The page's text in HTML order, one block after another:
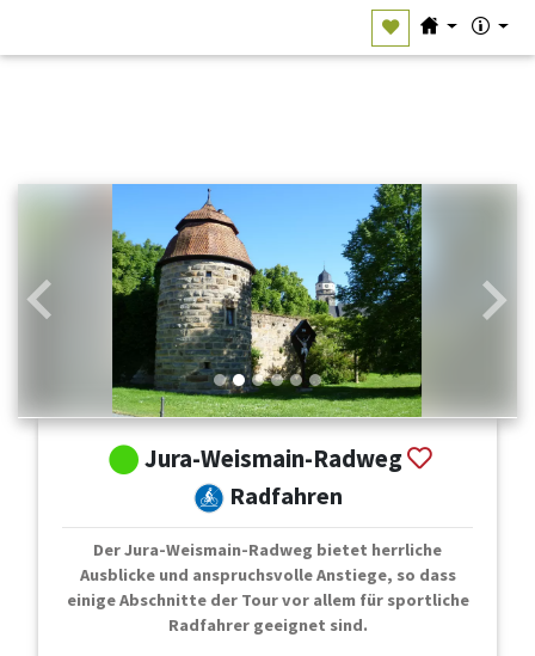
Zurück
Jura-Weismain-Radweg
Radfahren
Der Jura-Weismain-Radweg bietet herrliche
Ausblicke und anspruchsvolle Anstiege, so dass
einige Abschnitte der Tour vor allem für sportliche
Radfahrer geeignet sind.